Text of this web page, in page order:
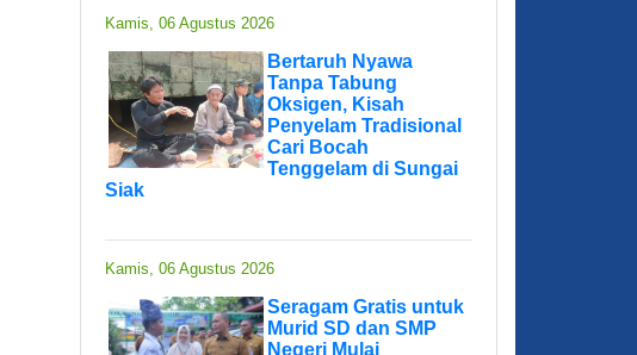
Kamis, 06 Agustus 2026
Bertaruh Nyawa
Tanpa Tabung
Oksigen, Kisah
Penyelam Tradisional
Cari Bocah
Tenggelam di Sungai
Siak
Kamis, 06 Agustus 2026
Seragam Gratis untuk
Murid SD dan SMP
Negeri Mulai